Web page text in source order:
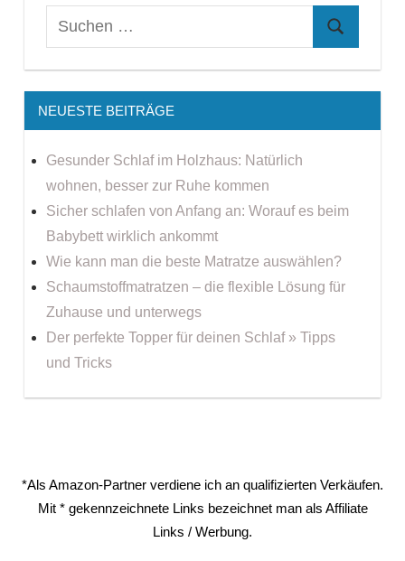
NEUESTE BEITRÄGE
Gesunder Schlaf im Holzhaus: Natürlich
wohnen, besser zur Ruhe kommen
Sicher schlafen von Anfang an: Worauf es beim
Babybett wirklich ankommt
Wie kann man die beste Matratze auswählen?
Schaumstoffmatratzen – die flexible Lösung für
Zuhause und unterwegs
Der perfekte Topper für deinen Schlaf » Tipps
und Tricks
*Als Amazon-Partner verdiene ich an qualifizierten Verkäufen.
Mit * gekennzeichnete Links bezeichnet man als Affiliate
Links / Werbung.